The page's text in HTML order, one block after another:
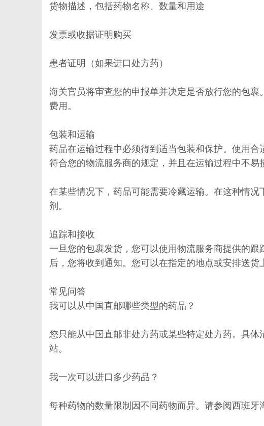
货物描述，包括药物名称、数量和用途
发票或收据证明购买
患者证明（如果进口处方药）
海关官员将审查您的申报单并决定是否放行您的包
费用。
包装和运输
药品在运输过程中必须得到适当包装和保护。使用
符合您的物流服务商的规定，并且在运输过程中不易
在某些情况下，药品可能需要冷藏运输。在这种情
剂。
追踪和接收
一旦您的包裹发货，您可以使用物流服务商提供的
后，您将收到通知。您可以在指定的地点或安排送货
常见问答
我可以从中国直邮哪些类型的药品？
您只能从中国直邮非处方药或某些特定处方药。具
站。
我一次可以进口多少药品？
每种药物的数量限制因不同药物而异。请参阅西班牙